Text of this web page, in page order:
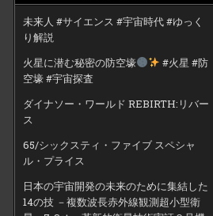
未来人 #サイエンス #宇宙時代 #ゆっく
り解説
火星に潜む秘密の防空壕
#火星 #防
空壕 #宇宙探査
ダイナソー・ワールド REBIRTH:リバー
ス
65/シックスティ・ファイブ スペシャ
ル・プライス
日本の宇宙開発の未来のために集結した
14の技 －複数波長赤外線観測超小型衛